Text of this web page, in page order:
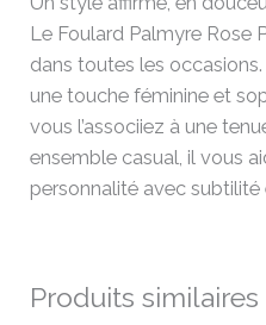
Le Foulard Palmyre Rose
dans toutes les
une touche féminine et
vous l’associiez à une
ensemble casual, il vous
personnalité avec subtilité
Produits similaires